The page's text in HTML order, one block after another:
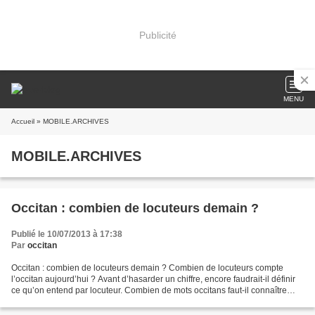
Publicité
MENU
Accueil » MOBILE.ARCHIVES
MOBILE.ARCHIVES
Occitan : combien de locuteurs demain ?
Publié le 10/07/2013 à 17:38
Par occitan
Occitan : combien de locuteurs demain ? Combien de locuteurs compte
l’occitan aujourd’hui ? Avant d’hasarder un chiffre, encore faudrait-il définir
ce qu’on entend par locuteur. Combien de mots occitans faut-il connaître